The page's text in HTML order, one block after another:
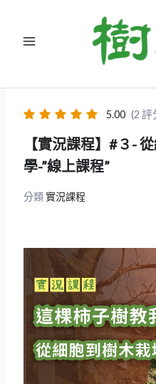
內
5.00 (2 評
【實況課程】#３-
學-”線上課程”
分類實況課程